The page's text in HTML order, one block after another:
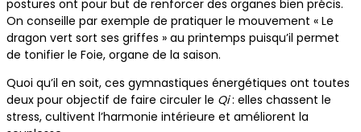
postures ont pour but de renforcer des organes bien précis.
On conseille par exemple de pratiquer le mouvement « Le
dragon vert sort ses griffes » au printemps puisqu’il permet
de tonifier le Foie, organe de la saison.
Quoi qu’il en soit, ces gymnastiques énergétiques ont toutes
deux pour objectif de faire circuler le Qi: elles chassent le
stress, cultivent l’harmonie intérieure et améliorent la